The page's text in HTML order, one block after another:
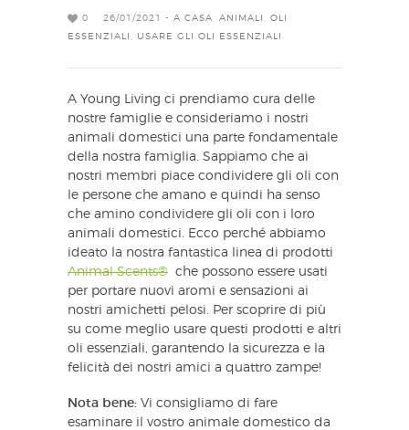
0 26/01/2021 - A CASA ANIMALI
OLI
ESSENZIALI
USARE GLI OLI ESSENZIALI
A Young Living ci prendiamo cura delle
nostre famiglie e consideriamo i nostri
animali domestici una parte fondamentale
della nostra famiglia. Sappiamo che ai
nostri membri piace condividere gli oli con
le persone che amano e quindi ha senso
che amino condividere gli oli con i loro
animali domestici. Ecco perché abbiamo
ideato la nostra fantastica linea di prodotti
Animal Scents® che possono essere usati
per portare nuovi aromi e sensazioni ai
nostri amichetti pelosi. Per scoprire di più
su come meglio usare questi prodotti e altri
oli essenziali, garantendo la sicurezza e la
felicità dei nostri amici a quattro zampe!
Nota bene: Vi consigliamo di fare
esaminare il vostro animale domestico da